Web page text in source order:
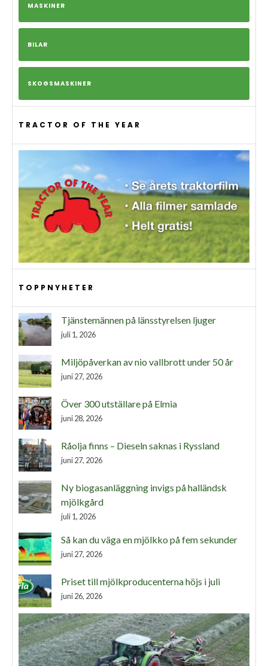
MASKINER
BILAR
SKOGSMASKINER
TRACTOR OF THE YEAR
TOPPNYHETER
Tjänstemännen på länsstyrelsen ljuger
juli 1, 2026
Miljöpåverkan av nio vallbrott under 50 år
juni 27, 2026
Över 300 utställare på Elmia
juni 28, 2026
Råolja finns – Dieseln saknas i Ryssland
juni 27, 2026
Ny biogasanläggning invigs på halländsk
mjölkgård
juli 1, 2026
Så kan du väga en mjölkko på fem sekunder
juni 27, 2026
Priset till mjölkproducenterna höjs i juli
juni 26, 2026